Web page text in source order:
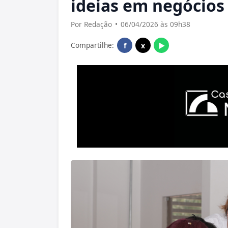
ideias em negócios
Por Redação • 06/04/2026 às 09h38
Compartilhe: f x ▶